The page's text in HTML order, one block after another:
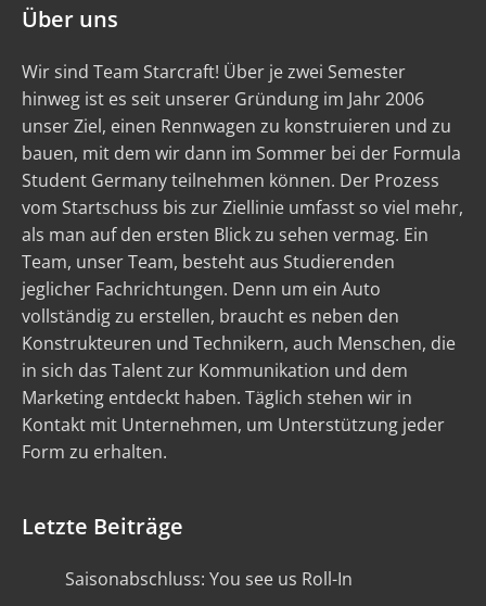
Über uns
Wir sind Team Starcraft! Über je zwei Semester
hinweg ist es seit unserer Gründung im Jahr 2006
unser Ziel, einen Rennwagen zu konstruieren und zu
bauen, mit dem wir dann im Sommer bei der Formula
Student Germany teilnehmen können. Der Prozess
vom Startschuss bis zur Ziellinie umfasst so viel mehr,
als man auf den ersten Blick zu sehen vermag. Ein
Team, unser Team, besteht aus Studierenden
jeglicher Fachrichtungen. Denn um ein Auto
vollständig zu erstellen, braucht es neben den
Konstrukteuren und Technikern, auch Menschen, die
in sich das Talent zur Kommunikation und dem
Marketing entdeckt haben. Täglich stehen wir in
Kontakt mit Unternehmen, um Unterstützung jeder
Form zu erhalten.
Letzte Beiträge
Saisonabschluss: You see us Roll-In